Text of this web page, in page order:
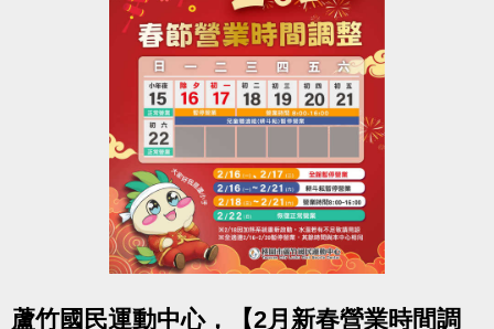
持續運動不僅讓身體更健康，
還能感受滿滿的鼓勵與心意
-洽詢專線：03-2639066 #112
-官網 :
https://www.lzsports.com.tw/zh_TW/news/pageID/1/
-FB : 桃園市蘆竹國民運動中心
-IG : @luzhusports
蘆竹國民運動中心，【2月新春營業時間調